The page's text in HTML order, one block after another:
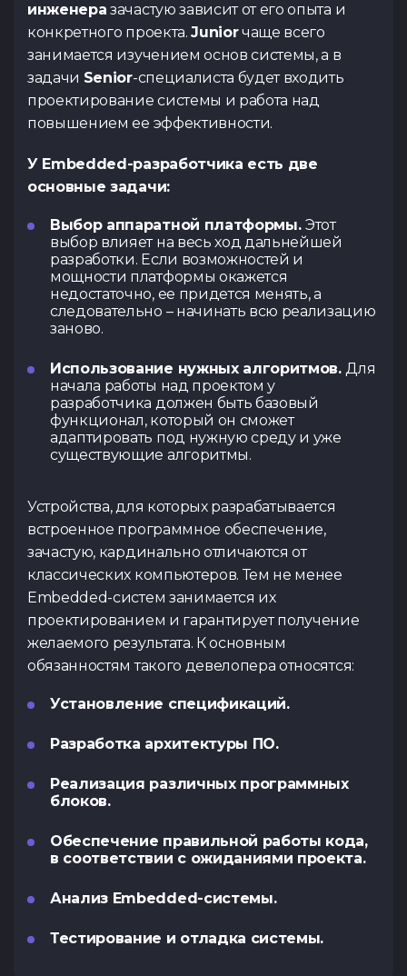
инженера зачастую зависит от его опыта и
конкретного проекта.Juniorчаще всего
занимается изучением основ системы, а в
задачи Senior-специалиста будет входить
проектирование системы и работа над
повышением ее эффективности.
У Embedded-разработчика есть две
основные задачи:
Выбор аппаратной платформы.Этот
выбор влияет на весь ход дальнейшей
разработки. Если возможностей и
мощности платформы окажется
недостаточно, ее придется менять, а
следовательно – начинать всю реализацию
заново.
Использование нужных алгоритмов.Для
начала работы над проектом у
разработчика должен быть базовый
функционал, который он сможет
адаптировать под нужную среду и уже
существующие алгоритмы.
Устройства, для которых разрабатывается
встроенное программное обеспечение,
зачастую, кардинально отличаются от
классических компьютеров. Тем не менее
Embedded-систем занимается их
проектированием и гарантирует получение
желаемого результата. К основным
обязанностям такого девелопера относятся:
Установление спецификаций.
Разработка архитектуры ПО.
Реализация различных программных
блоков.
Обеспечение правильной работы кода,
в соответствии с ожиданиями проекта.
Анализ Embedded-системы.
Тестирование и отладка системы.